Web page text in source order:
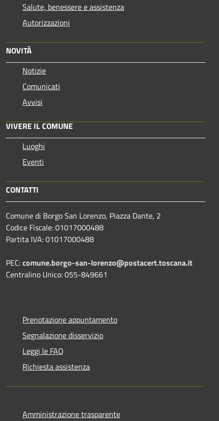
Salute, benessere e assistenza
Autorizzazioni
NOVITÀ
Notizie
Comunicati
Avvisi
VIVERE IL COMUNE
Luoghi
Eventi
CONTATTI
Comune di Borgo San Lorenzo, Piazza Dante, 2
Codice Fiscale: 01017000488
Partita IVA: 01017000488
PEC:comune.borgo-san-lorenzo@postacert.toscana.it
Centralino Unico: 055-849661
Prenotazione appuntamento
Segnalazione disservizio
Leggi le FAQ
Richiesta assistenza
Amministrazione trasparente